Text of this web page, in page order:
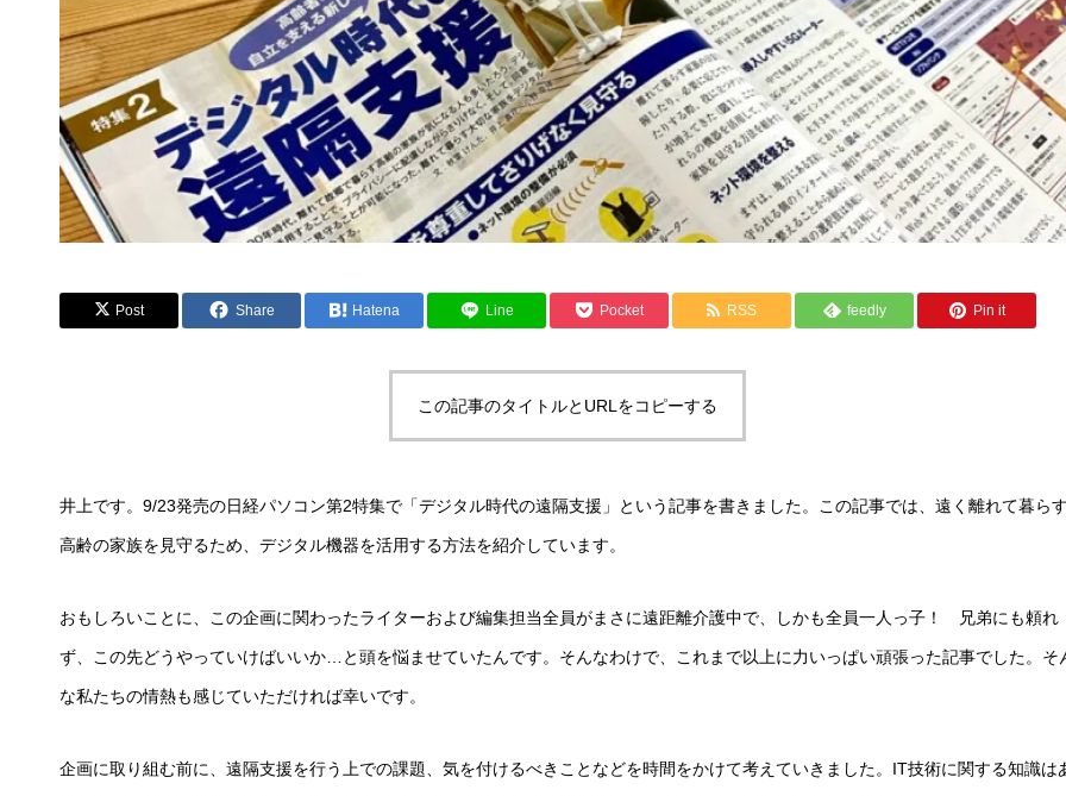
Post Share Hatena Line Pocket RSS feedly Pin it
この記事のタイトルとURLをコピーする
井上です。9/23発売の日経パソコン第2特集で「デジタル時代の遠隔支援」という記事を書きました。この記事では、遠く離れて暮らす
高齢の家族を見守るため、デジタル機器を活用する方法を紹介しています。
おもしろいことに、この企画に関わったライターおよび編集担当全員がまさに遠距離介護中で、しかも全員一人っ子！ 兄弟にも頼れ
ず、この先どうやっていけばいいか…と頭を悩ませていたんです。そんなわけで、これまで以上に力いっぱい頑張った記事でした。そ
な私たちの情熱も感じていただければ幸いです。
企画に取り組む前に、遠隔支援を行う上での課題、気を付けるべきことなどを時間をかけて考えていきました。IT技術に関する知識は